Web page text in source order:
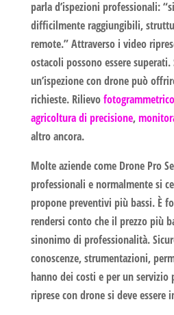
parla d’ispezioni professionali:
difficilmente raggiungibili,
remote.” Attraverso i video
ostacoli possono essere
un’ispezione con drone può
richieste. Rilievofotogrammetrico
agricoltura di precisione,
altro ancora.
Molte aziende come Drone Pro
professionali e normalmente si
propone preventivi più bassi. È
rendersi conto che il prezzo più
sinonimo di professionalità.
conoscenze, strumentazioni,
hanno dei costi e per un servizio
riprese con dronesi deve essere